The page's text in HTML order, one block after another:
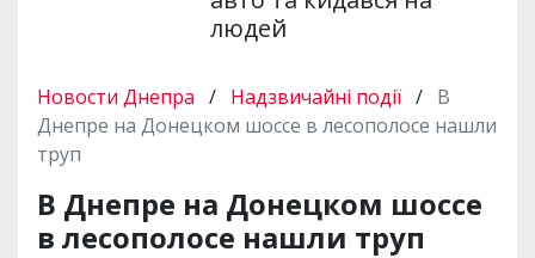
людей
Новости Днепра / Надзвичайні події / В
Днепре на Донецком шоссе в лесополосе нашли
труп
В Днепре на Донецком шоссе
в лесополосе нашли труп